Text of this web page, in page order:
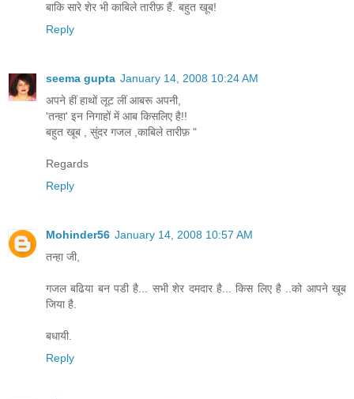
बाकि सारे शेर भी काबिले तारीफ़ हैं. बहुत खूब!
Reply
seema gupta January 14, 2008 10:24 AM
अपने हीं हाथों लूट लीं आबरू अपनी,
'तन्हा' इन निगाहों में आब किसलिए है!!
बहुत खूब , सुंदर गजल ,काबिले तारीफ़ "
Regards
Reply
Mohinder56 January 14, 2008 10:57 AM
तन्हा जी,
गजल बढिया बन पडी है... सभी शेर दमदार है... किस लिए है ..को आपने खूब
जिया है.
बधायी.
Reply